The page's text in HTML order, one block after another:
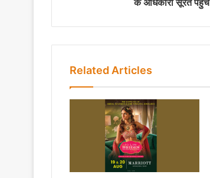
के अधिकारी सूरत पहुंचे
Related Articles